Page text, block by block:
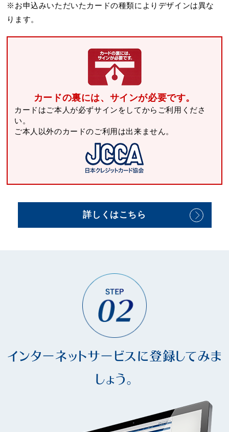
※お申込みいただいたカードの種類によりデザインは異な
ります。
カードの裏には、サインが必要です。
カードはご本人が必ずサインをしてからご利用くださ
い。
ご本人以外のカードのご利用は出来ません。
詳しくはこちら
インターネットサービスに登録してみま
しょう。